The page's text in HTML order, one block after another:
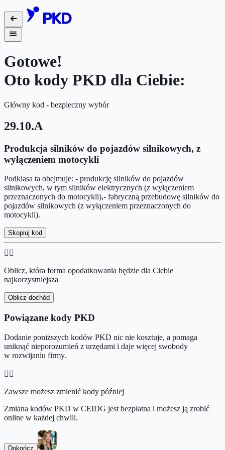
Gotowe!
Oto kody PKD dla Ciebie:
Główny kod - bezpieczny wybór
29.10.A
Produkcja silników do pojazdów silnikowych, z
wyłączeniem motocykli
Podklasa ta obejmuje: - produkcję silników do pojazdów
silnikowych, w tym silników elektrycznych (z wyłączeniem
przeznaczonych do motocykli),- fabryczną przebudowę silników do
pojazdów silnikowych (z wyłączeniem przeznaczonych do
motocykli).
Skopiuj kod
👉🏻
Oblicz, która forma opodatkowania będzie dla Ciebie
najkorzystniejsza
Oblicz dochód
Powiązane kody PKD
Dodanie poniższych kodów PKD nic nie kosztuje, a pomaga
uniknąć nieporozumień z urzędami i daje więcej swobody
w rozwijaniu firmy.
👉🏻
Zawsze możesz zmienić kody później
Zmiana kodów PKD w CEIDG jest bezpłatna i możesz ją zrobić
online w każdej chwili.
Dokończ